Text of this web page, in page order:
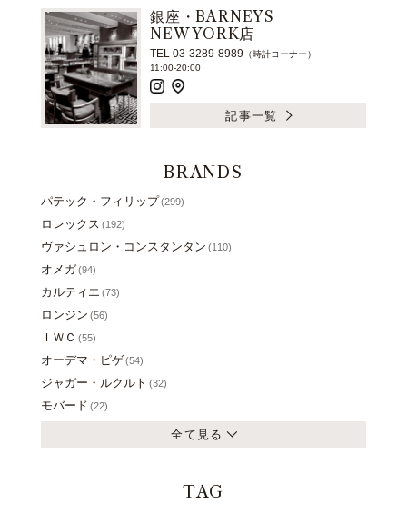
銀座・BARNEYS
NEW YORK店
TEL 03-3289-8989 （時計コーナー）
11:00-20:00
記事一覧
BRANDS
パテック・フィリップ(299)
ロレックス (192)
ヴァシュロン・コンスタンタン (110)
オメガ(94)
カルティエ (73)
ロンジン (56)
ＩＷＣ (55)
オーデマ・ピゲ(54)
ジャガー・ルクルト (32)
モバード (22)
全て見る
TAG